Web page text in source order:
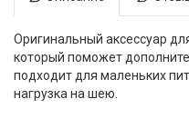
Оригинальный аксессуар
который поможет
подходит для маленьких
нагрузка на шею.